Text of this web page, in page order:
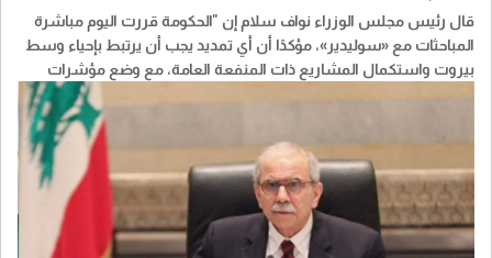
قال رئيس مجلس الوزراء نواف سلام إن "الحكومة قررت اليوم مباشرة
المباحثات مع «سوليدير»، مؤكدًا أن أي تمديد يجب أن يرتبط بإحياء وسط
بيروت واستكمال المشاريع ذات المنفعة العامة، مع وضع مؤشرات